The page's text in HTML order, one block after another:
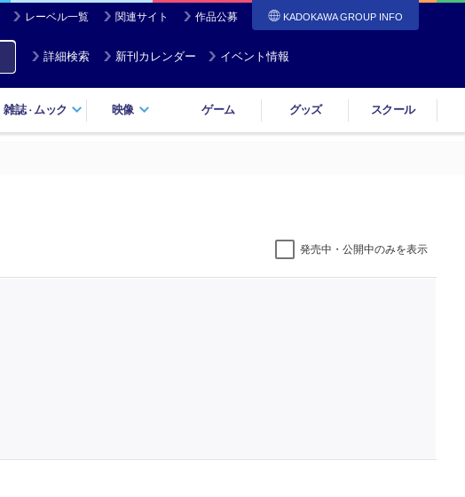
レーベル一覧 関連サイト 作品公募 KADOKAWA GROUP INFO
詳細検索 新刊カレンダー イベント情報
雑誌・ ムック 映像 ゲーム グッズ スクール
発売中・公開中のみを表示